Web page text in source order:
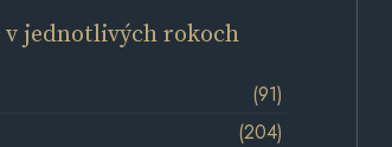
v jednotlivých rokoch
(91)
(204)